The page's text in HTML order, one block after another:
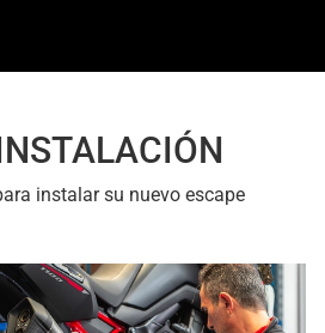
instalar su nuevo escape